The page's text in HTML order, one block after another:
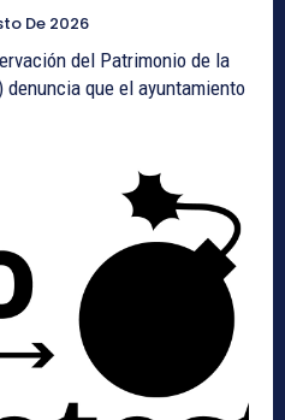
De 2026
del Patrimonio de la
denuncia que el ayuntamiento